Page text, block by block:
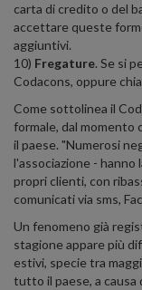
carta di credito o del
accettare queste
aggiuntivi.
10) Fregature. Se si
Codacons, oppure
Come sottolinea il
formale, dal
il paese. "Numerosi
l'associazione - hanno
propri clienti, con
comunicati via sms,
Un fenomeno già
stagione appare più
estivi, specie tra
tutto il paese, a causa